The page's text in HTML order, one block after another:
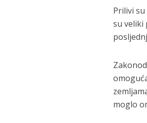
Prilivi
su veliki
moglo